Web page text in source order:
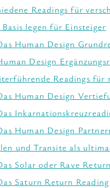
Readings für
legen für Einsteiger
Human Design
Design
Readings für
Human Design
Human Design
und Transite als
Solar oder Rave
Saturn Return Reading